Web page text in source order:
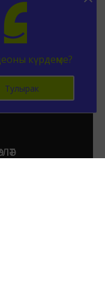
ТӘКЪДИМ
күрдеңме?
Тулырак